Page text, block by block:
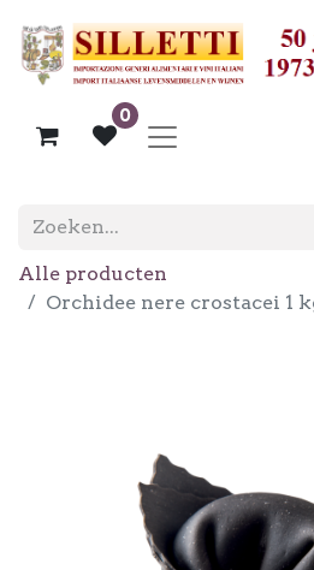
0
Alle producten
Orchidee nere crostacei 1